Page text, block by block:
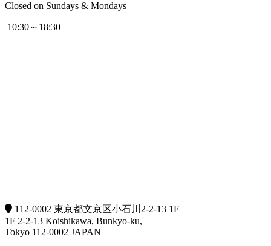
Closed on Sundays & Mondays
10:30～18:30
112-0002 東京都文京区小石川2-2-13 1F
1F 2-2-13 Koishikawa, Bunkyo-ku,
Tokyo 112-0002 JAPAN